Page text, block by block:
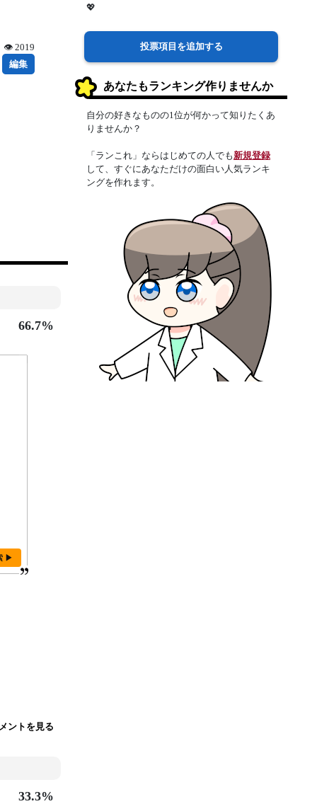
👁 2019
編集
66.7%
▶
ントを見る
33.3%
💖
投票項目を追加する
あなたもランキング作りませんか
自分の好きなものの1位が何かって知りたくあ
りませんか？
「ランこれ」ならはじめての人でも新規登録
して、すぐにあなただけの面白い人気ランキ
ングを作れます。